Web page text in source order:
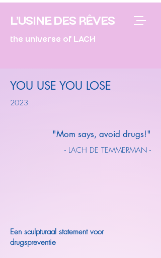
L'USINE DES RÊVES
the universe of LACH
YOU USE YOU LOSE
2023
"Mom says, avoid drugs!"
- LACH DE TEMMERMAN -
Een sculpturaal statement voor
drugspreventie